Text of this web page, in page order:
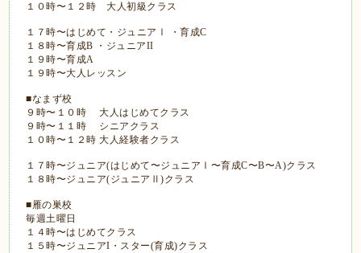
１０時〜１２時 大人初級クラス
１７時〜はじめて・ジュニアⅠ ・育成C
１８時〜育成B ・ジュニアII
１９時〜育成A
１９時〜大人レッスン
■なまず校
９時〜１０時 大人はじめてクラス
９時〜１１時 シニアクラス
１０時〜１２時 大人経験者クラス
１７時〜ジュニア(はじめて〜ジュニアⅠ〜育成C〜B〜A)クラス
１８時〜ジュニア(ジュニアⅡ)クラス
■雁の巣校
毎週土曜日
１４時〜はじめてクラス
１５時〜ジュニアI・スター(育成)クラス